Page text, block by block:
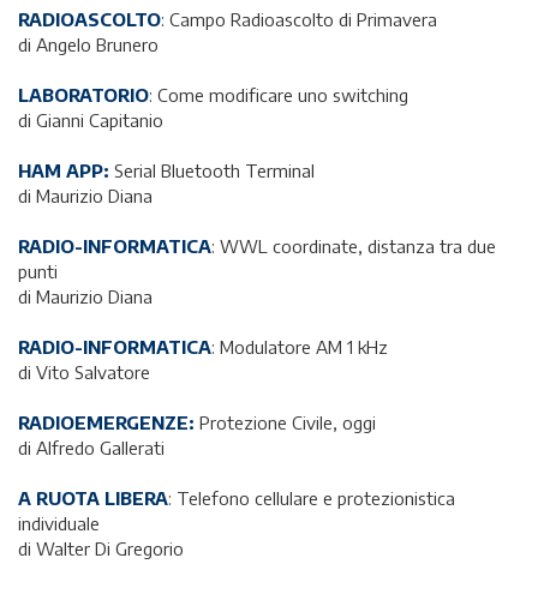
RADIOASCOLTO: Campo Radioascolto di Primavera
di Angelo Brunero
LABORATORIO: Come modificare uno switching
di Gianni Capitanio
HAM APP: Serial Bluetooth Terminal
di Maurizio Diana
RADIO-INFORMATICA: WWL coordinate, distanza tra due
punti
di Maurizio Diana
RADIO-INFORMATICA: Modulatore AM 1 kHz
di Vito Salvatore
RADIOEMERGENZE: Protezione Civile, oggi
di Alfredo Gallerati
A RUOTA LIBERA: Telefono cellulare e protezionistica
individuale
di Walter Di Gregorio